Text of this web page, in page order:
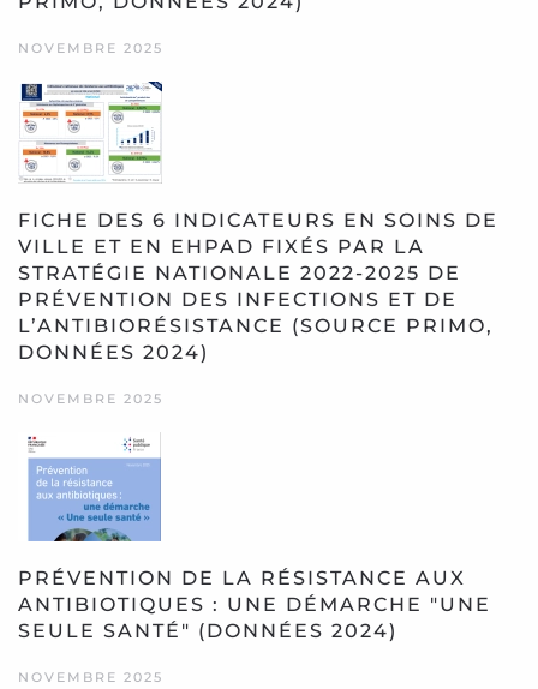
NOVEMBRE 2025
FICHE DES 6 INDICATEURS EN SOINS DE
VILLE ET EN EHPAD FIXÉS PAR LA
STRATÉGIE NATIONALE 2022-2025 DE
PRÉVENTION DES INFECTIONS ET DE
L’ANTIBIORÉSISTANCE (SOURCE PRIMO,
DONNÉES 2024)
NOVEMBRE 2025
PRÉVENTION DE LA RÉSISTANCE AUX
ANTIBIOTIQUES : UNE DÉMARCHE "UNE
SEULE SANTÉ" (DONNÉES 2024)
NOVEMBRE 2025